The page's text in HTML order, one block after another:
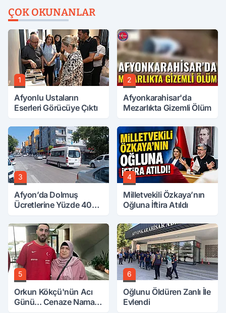
ÇOK OKUNANLAR
1
Afyonlu Ustaların
Eserleri Görücüye Çıktı
2
Afyonkarahisar'da
Mezarlıkta Gizemli Ölüm
3
Afyon’da Dolmuş
Ücretlerine Yüzde 40
4
Milletvekili Özkaya’nın
Oğluna İftira Atıldı
5
Orkun Kökçü'nün Acı
Günü... Cenaze Namazı
6
Oğlunu Öldüren Zanlı İle
Evlendi